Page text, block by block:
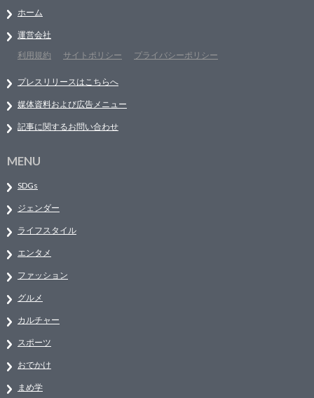
ホーム
運営会社
利用規約
サイトポリシー プライバシーポリシー
プレスリリースはこちらへ
媒体資料および広告メニュー
記事に関するお問い合わせ
MENU
SDGs
ジェンダー
ライフスタイル
エンタメ
ファッション
グルメ
カルチャー
スポーツ
おでかけ
まめ学